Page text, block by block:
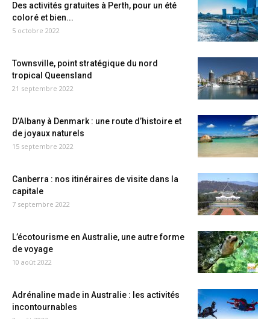
Des activités gratuites à Perth, pour un été
coloré et bien...
5 octobre 2022
Townsville, point stratégique du nord
tropical Queensland
21 septembre 2022
D’Albany à Denmark : une route d’histoire et
de joyaux naturels
15 septembre 2022
Canberra : nos itinéraires de visite dans la
capitale
7 septembre 2022
L’écotourisme en Australie, une autre forme
de voyage
10 août 2022
Adrénaline made in Australie : les activités
incontournables